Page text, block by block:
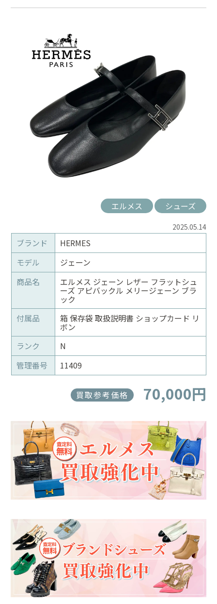
エルメス シューズ
2025.05.14
ブランド
HERMES
モデル
ジェーン
商品名
エルメス ジェーン レザー フラットシュ
ーズ アピバックル メリージェーン ブラ
ック
付属品
箱 保存袋 取扱説明書 ショップカード リ
ボン
ランク
N
管理番号
11409
買取参考価格 70,000円